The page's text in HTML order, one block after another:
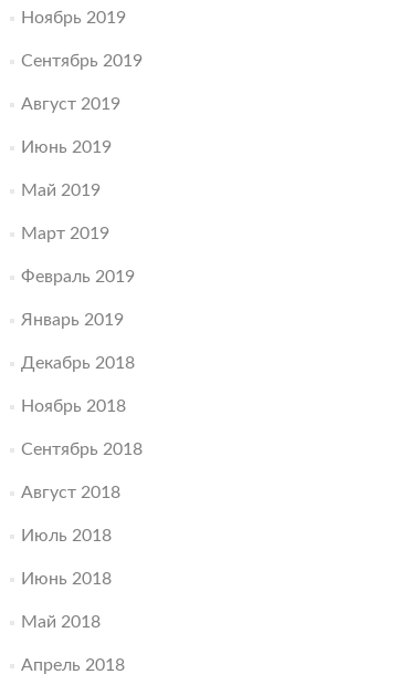
Ноябрь 2019
Сентябрь 2019
Август 2019
Июнь 2019
Май 2019
Март 2019
Февраль 2019
Январь 2019
Декабрь 2018
Ноябрь 2018
Сентябрь 2018
Август 2018
Июль 2018
Июнь 2018
Май 2018
Апрель 2018